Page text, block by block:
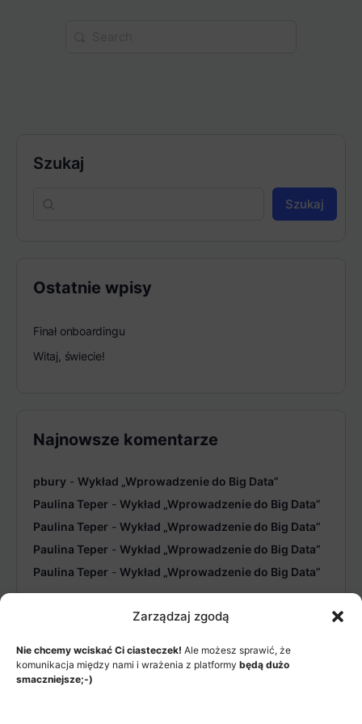
Zarządzaj zgodą
Nie chcemy wciskać Ci ciasteczek! Ale możesz sprawić, że
komunikacja między nami i wrażenia z platformy będą dużo
smaczniejsze;-)
Szukaj
Szukaj
Ostatnie wpisy
Finał onboardingu
Witaj, świecie!
Najnowsze komentarze
pbury - Wykład „Wprowadzenie do Big Data”
Paulina Teper - Wykład „Wprowadzenie do Big Data”
Paulina Teper - Wykład „Wprowadzenie do Big Data”
Paulina Teper - Wykład „Wprowadzenie do Big Data”
Paulina Teper - Wykład „Wprowadzenie do Big Data”